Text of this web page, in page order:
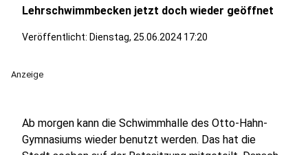
Lehrschwimmbecken jetzt doch wieder geöffnet
Veröffentlicht: Dienstag, 25.06.2024 17:20
Anzeige
Ab morgen kann die Schwimmhalle des Otto-Hahn-
Gymnasiums wieder benutzt werden. Das hat die